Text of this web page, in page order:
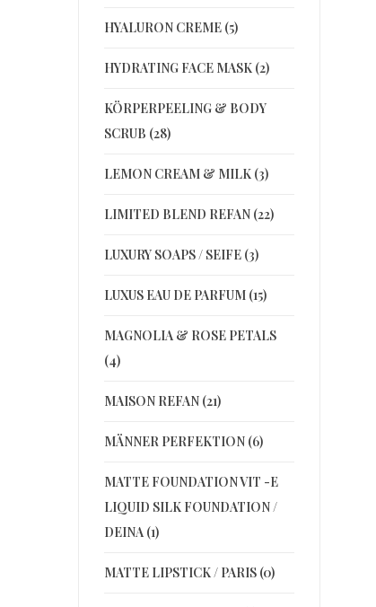
HYALURON CREME (5)
HYDRATING FACE MASK (2)
KÖRPERPEELING & BODY
SCRUB (28)
LEMON CREAM & MILK (3)
LIMITED BLEND REFAN (22)
LUXURY SOAPS / SEIFE (3)
LUXUS EAU DE PARFUM (15)
MAGNOLIA & ROSE PETALS
(4)
MAISON REFAN (21)
MÄNNER PERFEKTION (6)
MATTE FOUNDATION VIT -E
LIQUID SILK FOUNDATION /
DEINA (1)
MATTE LIPSTICK / PARIS (0)